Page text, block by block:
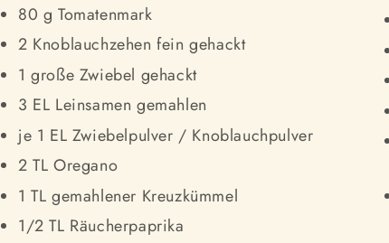
80 g Tomatenmark
2 Knoblauchzehen fein gehackt
1 große Zwiebel gehackt
3 EL Leinsamen gemahlen
je 1 EL Zwiebelpulver / Knoblauchpulver
2 TL Oregano
1 TL gemahlener Kreuzkümmel
1/2 TL Räucherpaprika